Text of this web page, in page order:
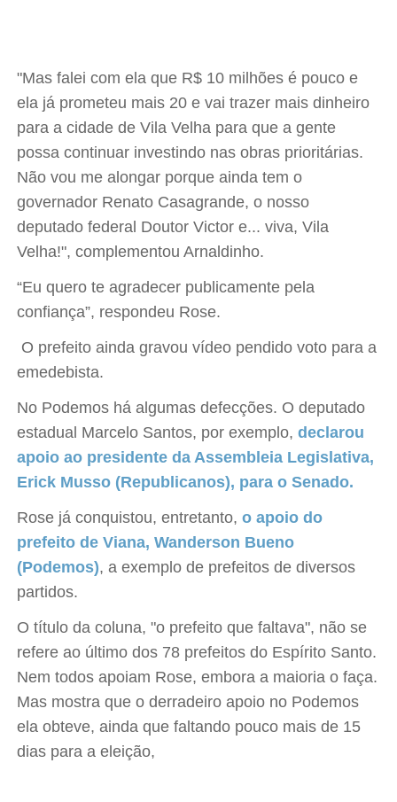
"Mas falei com ela que R$ 10 milhões é pouco e
ela já prometeu mais 20 e vai trazer mais dinheiro
para a cidade de Vila Velha para que a gente
possa continuar investindo nas obras prioritárias.
Não vou me alongar porque ainda tem o
governador Renato Casagrande, o nosso
deputado federal Doutor Victor e... viva, Vila
Velha!", complementou Arnaldinho.
“Eu quero te agradecer publicamente pela
confiança”, respondeu Rose.
O prefeito ainda gravou vídeo pendido voto para a
emedebista.
No Podemos há algumas defecções. O deputado
estadual Marcelo Santos, por exemplo,declarou
apoio ao presidente da Assembleia Legislativa,
Erick Musso (Republicanos), para o Senado.
Rose já conquistou, entretanto,o apoio do
prefeito de Viana, Wanderson Bueno
(Podemos), a exemplo de prefeitos de diversos
partidos.
O título da coluna, "o prefeito que faltava", não se
refere ao último dos 78 prefeitos do Espírito Santo.
Nem todos apoiam Rose, embora a maioria o faça.
Mas mostra que o derradeiro apoio no Podemos
ela obteve, ainda que faltando pouco mais de 15
dias para a eleição,